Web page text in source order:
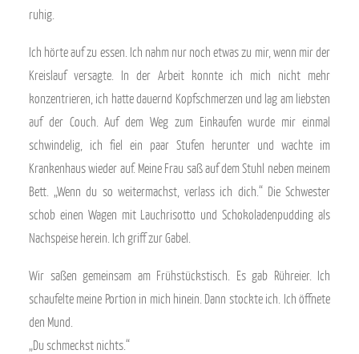
ruhig.
Ich hörte auf zu essen. Ich nahm nur noch etwas zu mir, wenn mir der
Kreislauf versagte. In der Arbeit konnte ich mich nicht mehr
konzentrieren, ich hatte dauernd Kopfschmerzen und lag am liebsten
auf der Couch. Auf dem Weg zum Einkaufen wurde mir einmal
schwindelig, ich fiel ein paar Stufen herunter und wachte im
Krankenhaus wieder auf. Meine Frau saß auf dem Stuhl neben meinem
Bett. „Wenn du so weitermachst, verlass ich dich.“ Die Schwester
schob einen Wagen mit Lauchrisotto und Schokoladenpudding als
Nachspeise herein. Ich griff zur Gabel.
Wir saßen gemeinsam am Frühstückstisch. Es gab Rühreier. Ich
schaufelte meine Portion in mich hinein. Dann stockte ich. Ich öffnete
den Mund.
„Du schmeckst nichts.“